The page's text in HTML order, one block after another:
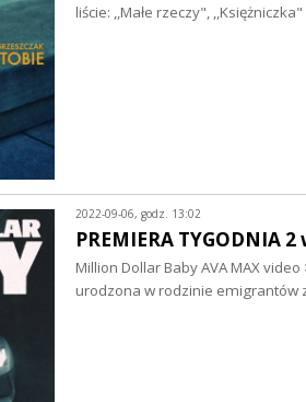
liście: ,,Małe rzeczy",
2022-09-06, godz. 13:02
PREMIERA TYGODNIA
Million Dollar Baby AVA MAX
urodzona w rodzinie emigrantów